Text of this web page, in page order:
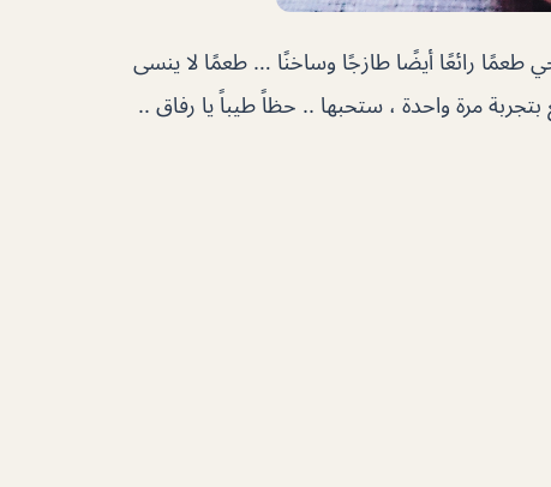
طعمًا رائعًا أيضًا طازجًا وساخنًا … طعمًا لا ينسى
مرة واحدة ، ستحبها .. حظاً طيباً يا رفاق ..